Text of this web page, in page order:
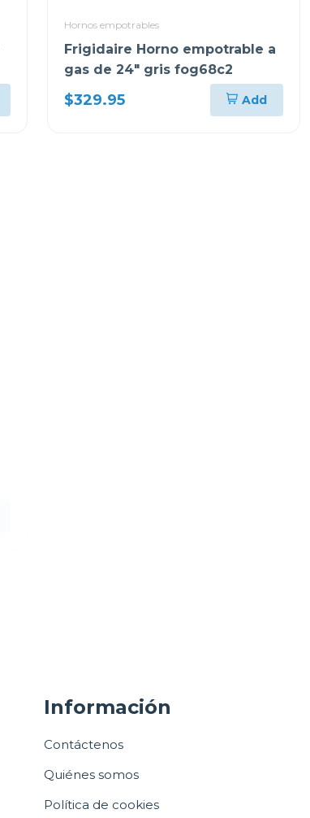
Hornos empotrables
Frigidaire Horno empotrable a
gas de 24" gris fog68c2
$329.95 Add
Información
Contáctenos
Quiénes somos
Política de cookies